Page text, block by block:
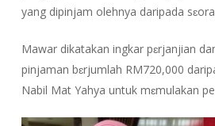
yang dipinjam olehnya daripada
Mawar dikatakan ingkar pɛrjanjian
pinjaman bɛrjumlah RM720,000
Nabil Mat Yahya untuk mɛmulakan